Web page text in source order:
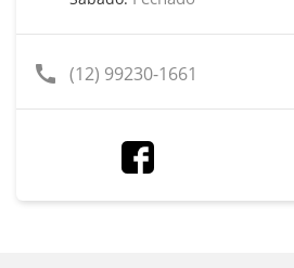
call (12) 99230-1661